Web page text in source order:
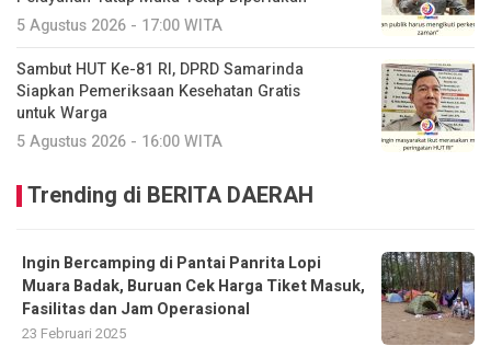
5 Agustus 2026 - 17:00 WITA
Sambut HUT Ke-81 RI, DPRD Samarinda
Siapkan Pemeriksaan Kesehatan Gratis
untuk Warga
5 Agustus 2026 - 16:00 WITA
Trending di BERITA DAERAH
Ingin Bercamping di Pantai Panrita Lopi
Muara Badak, Buruan Cek Harga Tiket Masuk,
Fasilitas dan Jam Operasional
23 Februari 2025